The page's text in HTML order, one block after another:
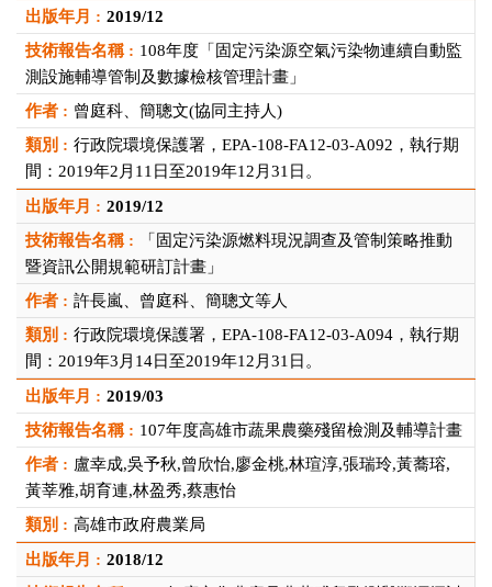
2003年
2 件
2002年 1件
2019/12
108年度「固定污染源空氣污染物連續自動監
測設施輔導管制及數據檢核管理計畫」
曾庭科、簡聰文(協同主持人)
行政院環境保護署，EPA-108-FA12-03-A092，執行期
間：2019年2月11日至2019年12月31日。
2019/12
「固定污染源燃料現況調查及管制策略推動
暨資訊公開規範研訂計畫」
許長嵐、曾庭科、簡聰文等人
行政院環境保護署，EPA-108-FA12-03-A094，執行期
間：2019年3月14日至2019年12月31日。
2019/03
107年度高雄市蔬果農藥殘留檢測及輔導計畫
盧幸成,吳予秋,曾欣怡,廖金桃,林瑄淳,張瑞玲,黃蕎瑢,
黃莘雅,胡育連,林盈秀,蔡惠怡
高雄市政府農業局
2018/12